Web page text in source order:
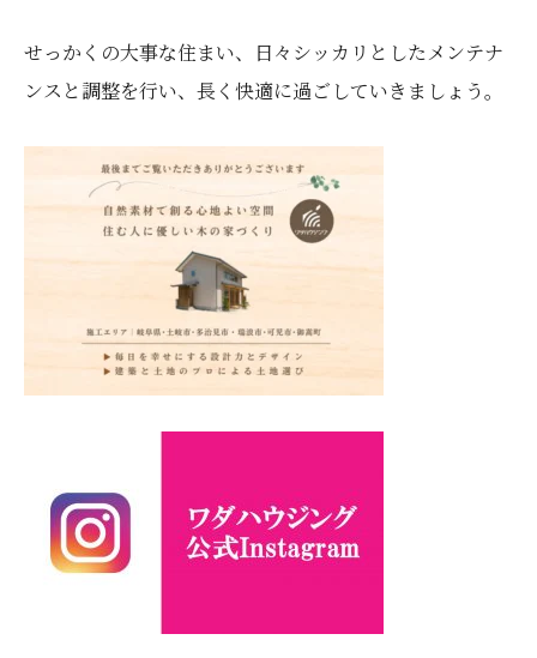
せっかくの大事な住まい、日々シッカリとしたメンテナ
ンスと調整を行い、長く快適に過ごしていきましょう。